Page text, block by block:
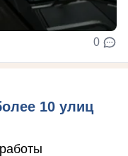
0
10 улиц